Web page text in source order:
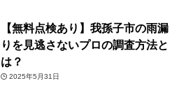
【無料点検あり】我孫子市の雨漏
りを見逃さないプロの調査方法と
は？
2025年5月31日